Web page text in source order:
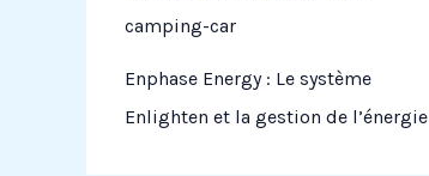
camping-car
Enphase Energy : Le système
Enlighten et la gestion de l’énergie